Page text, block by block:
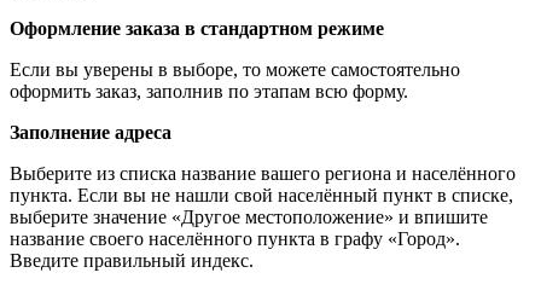
Оформление заказа в стандартном режиме
Если вы уверены в выборе, то можете самостоятельно
оформить заказ, заполнив по этапам всю форму.
Заполнение адреса
Выберите из списка название вашего региона и населённого
пункта. Если вы не нашли свой населённый пункт в списке,
выберите значение «Другое местоположение» и впишите
название своего населённого пункта в графу «Город».
Введите правильный индекс.